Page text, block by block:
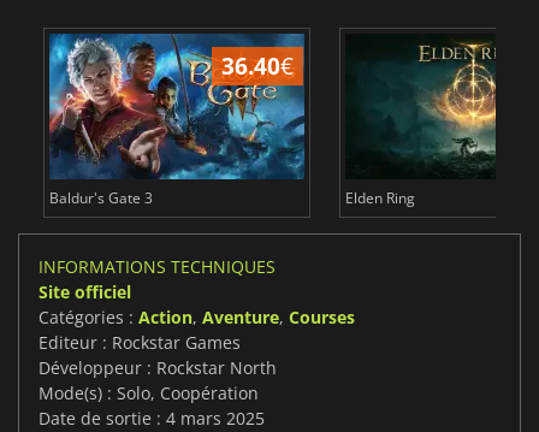
36.40€
Baldur's Gate 3 Elden Ring
INFORMATIONS TECHNIQUES
Site officiel
Catégories : Action, Aventure, Courses
Editeur : Rockstar Games
Développeur : Rockstar North
Mode(s) : Solo, Coopération
Date de sortie : 4 mars 2025